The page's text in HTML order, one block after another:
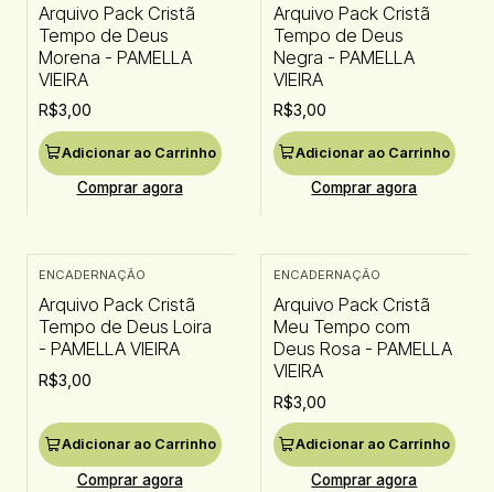
Arquivo Pack Cristã
Tempo de Deus
Morena - PAMELLA
VIEIRA
R$3,00
Adicionar ao Carrinho
Comprar agora
Arquivo Pack Cristã
Tempo de Deus
Negra - PAMELLA
VIEIRA
R$3,00
Adicionar ao Carrinho
Comprar agora
ENCADERNAÇÃO
Arquivo Pack Cristã
Tempo de Deus Loira
- PAMELLA VIEIRA
R$3,00
Adicionar ao Carrinho
Comprar agora
ENCADERNAÇÃO
Arquivo Pack Cristã
Meu Tempo com
Deus Rosa - PAMELLA
VIEIRA
R$3,00
Adicionar ao Carrinho
Comprar agora